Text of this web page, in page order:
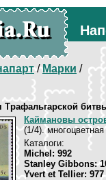
/Марки /
Трафальгарской
Каймановы
(1/4). многоцветная
Каталоги:
Michel: 992
Stanley Gibbons:
Yvert et Tellier: 977